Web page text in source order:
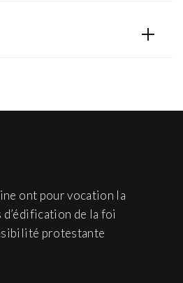
ont pour vocation la
de la foi
protestante